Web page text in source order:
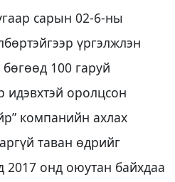
сарын 02-6-ны
үргэлжлэн
100 гаруй
идэвхтэй оролцсон
компанийн ахлах
таван өдрийг
2017 онд оюутан байхдаа